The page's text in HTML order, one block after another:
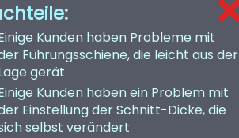
Kunden haben Probleme mit
Führungsschiene, die leicht aus der
gerät
Kunden haben ein Problem mit
Einstellung der Schnitt-Dicke, die
selbst verändert